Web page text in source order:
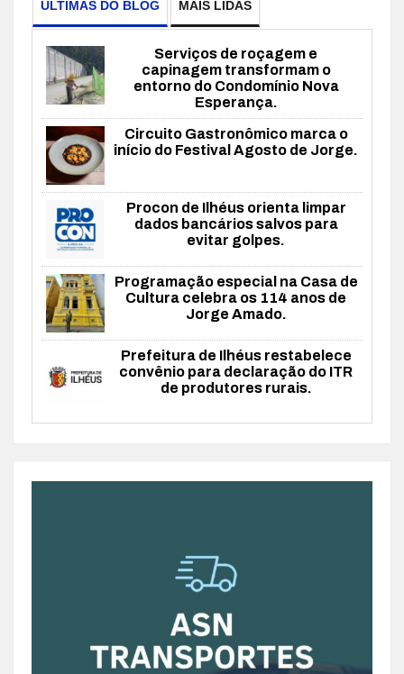
ÚLTIMAS DO BLOG MAIS LIDAS
Serviços de roçagem e
capinagem transformam o
entorno do Condomínio Nova
Esperança.
Circuito Gastronômico marca o
início do Festival Agosto de Jorge.
Procon de Ilhéus orienta limpar
dados bancários salvos para
evitar golpes.
Programação especial na Casa de
Cultura celebra os 114 anos de
Jorge Amado.
Prefeitura de Ilhéus restabelece
convênio para declaração do ITR
de produtores rurais.